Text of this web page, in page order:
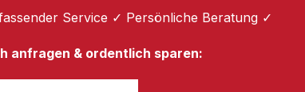
Service ✓ Persönliche Beratung ✓
anfragen & ordentlich sparen: